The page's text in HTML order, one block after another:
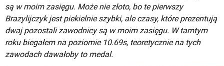
są w moim zasięgu. Może nie złoto, bo te pierwszy
Brazylijczyk jest piekielnie szybki, ale czasy, które prezentują
dwaj pozostali zawodnicy są w moim zasięgu. W tamtym
roku biegałem na poziomie 10.69s, teoretycznie na tych
zawodach dawałoby to medal.